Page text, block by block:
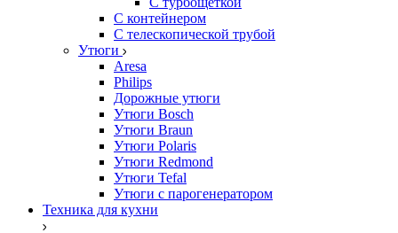
С контейнером
С телескопической трубой
Утюги
Aresa
Philips
Дорожные утюги
Утюги Bosch
Утюги Braun
Утюги Polaris
Утюги Redmond
Утюги Tefal
Утюги с парогенератором
Техника для кухни